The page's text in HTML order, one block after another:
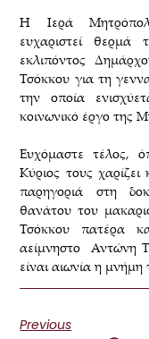
Η Ιερά
ευχαριστεί θερμά
εκλιπόντος
Τσόκκου για τη
την οποία
κοινωνικό έργο της
Ευχόμαστε τέλος,
Κύριος τους
παρηγοριά στη
θανάτου του
Τσόκκου πατέρα
αείμνηστο Αντώνη
είναι αιωνία η μνήμη
Previous